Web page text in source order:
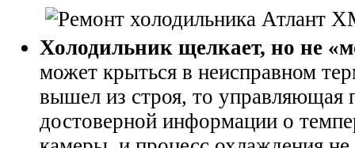
Холодильник щелкает, но не
может крыться в неисправном
вышел из строя, то управляющая
достоверной информации о